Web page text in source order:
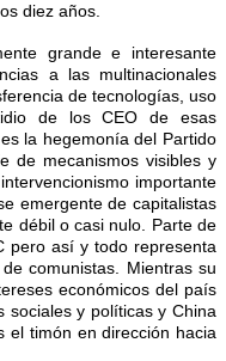
diez años.
grande e interesante
a las multinacionales
de tecnologías, uso
de los CEO de esas
la hegemonía del Partido
de mecanismos visibles y
importante
emergente de capitalistas
débil o casi nulo. Parte de
pero así y todo representa
comunistas. Mientras su
económicos del país
sociales y políticas y China
el timón en dirección hacia